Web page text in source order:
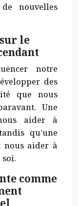
nouvelles
le
notre
des
que nous
Une
aider à
qu’une
nous aider à
comme